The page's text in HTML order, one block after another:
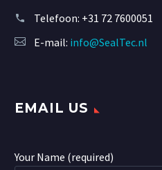
Telefoon: +31 72 7600051
E-mail: info@SealTec.nl
EMAIL US
Your Name (required)